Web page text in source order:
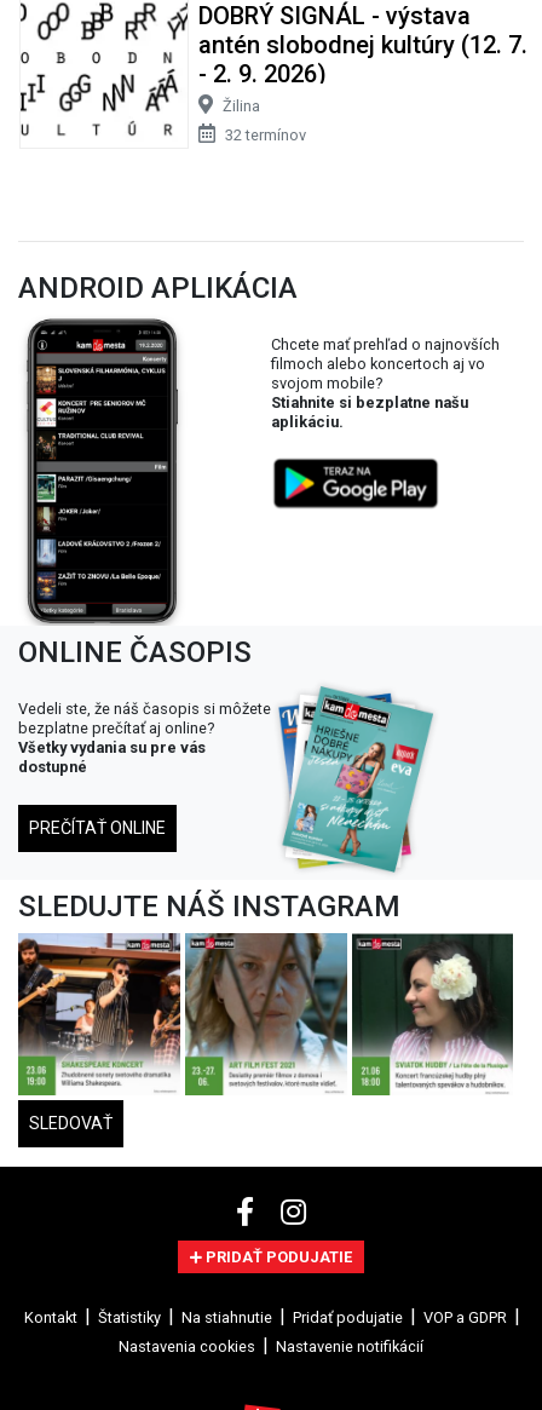
DOBRÝ SIGNÁL - výstava
antén slobodnej kultúry (12. 7.
- 2. 9. 2026)
Žilina
32 termínov
ANDROID APLIKÁCIA
Chcete mať prehľad o najnovších
filmoch alebo koncertoch aj vo
svojom mobile?
Stiahnite si bezplatne našu
aplikáciu.
ONLINE ČASOPIS
Vedeli ste, že náš časopis si môžete
bezplatne prečítať aj online?
Všetky vydania su pre vás
dostupné
PREČÍTAŤ ONLINE
SLEDUJTE NÁŠ INSTAGRAM
SLEDOVAŤ
PRIDAŤ PODUJATIE
Kontakt Štatistiky Na stiahnutie Pridať podujatie
VOP a GDPR
Nastavenia cookies
Nastavenie notifikácií